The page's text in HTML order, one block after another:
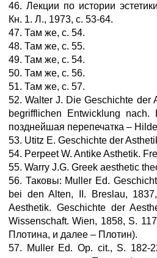
46. Лекции по истории
Кн. 1. Л., 1973, с. 53-64.
47. Там же, с. 54.
48. Там же, с. 55.
49. Там же, с. 54.
50. Там же, с. 56.
51. Там же, с. 57.
52. Walter J. Die Geschichte der
begrifflichen Entwicklung nach.
позднейшая перепечатка –
53. Utitz E. Geschichte der
54. Perpeet W. Antike Asthetik.
55. Warry J.G. Greek aesthetic
56. Таковы: Muller Ed.
bei den Alten, II. Breslau,
Aesthetik. Geschichte der
Wissenschaft. Wien, 1858, S.
Плотина, и далее – Плотин).
57. Muller Ed. Op. cit., S. 182-